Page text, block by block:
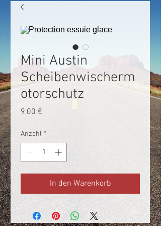
Mini Austin
Scheibenwischerm
otorschutz
9,00 €
Anzahl *
In den Warenkorb